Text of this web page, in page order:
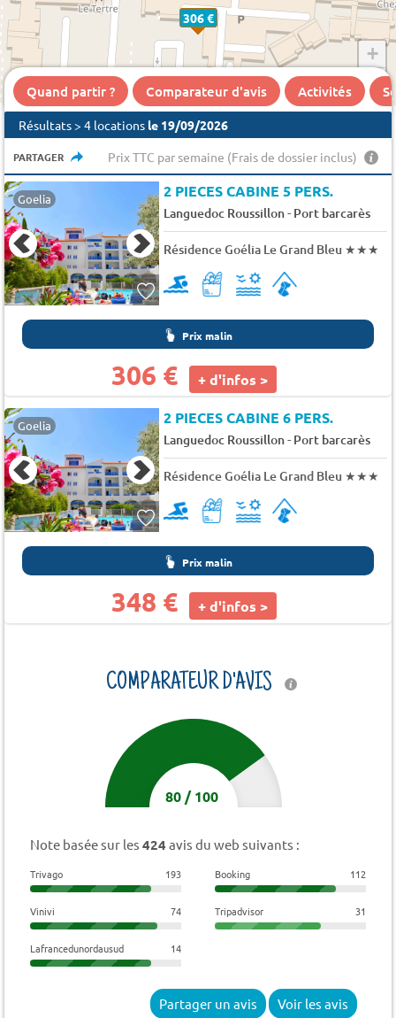
306 €
+
−
Quand partir ? Comparateur d'avis Activités
Résultats > 4 locations le 19/09/2026
PARTAGER Prix TTC par semaine (Frais de dossier inclus)
Goelia 2 PIECES CABINE 5 PERS.
Languedoc Roussillon- Port barcarès
Résidence Goélia Le Grand Bleu ★★★
Prix malin
306 € + d'infos >
Goelia 2 PIECES CABINE 6 PERS.
Languedoc Roussillon- Port barcarès
Résidence Goélia Le Grand Bleu ★★★
Prix malin
348 € + d'infos >
COMPARATEUR D'AVIS
80/100
Note basée sur les 424 avis du web suivants :
Trivago 193 Booking 112
Vinivi 74 Tripadvisor 31
Lafrancedunordausud 14
Partager un avis Voir les avis